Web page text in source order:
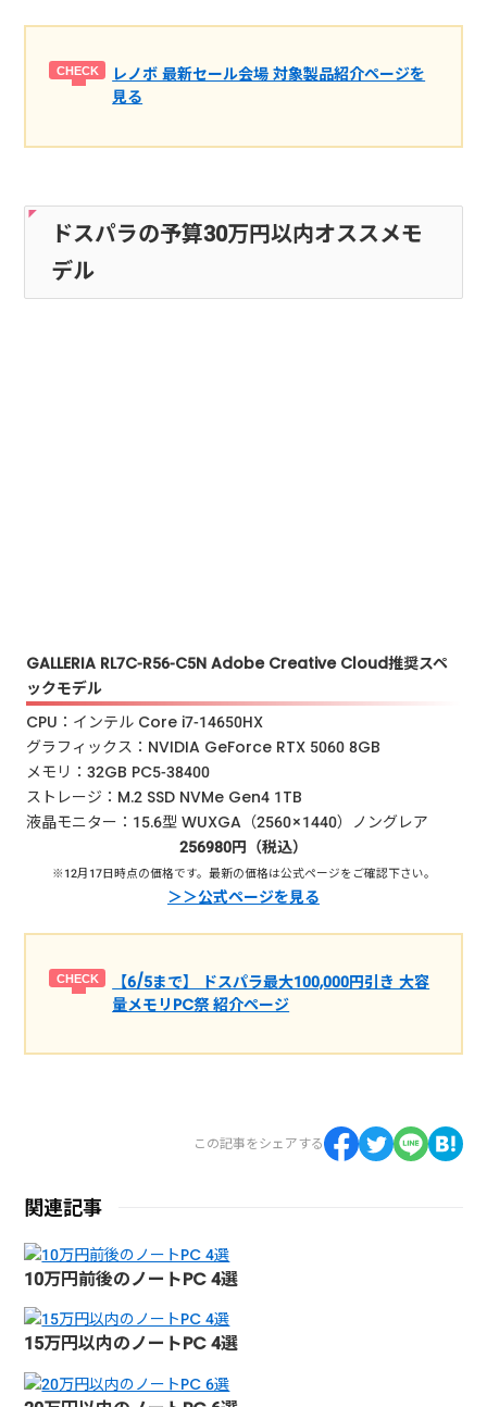
レノボ 最新セール会場 対象製品紹介ページを
見る
ドスパラの予算30万円以内オススメモ
デル
GALLERIA RL7C-R56-C5N Adobe Creative Cloud推奨スペ
ックモデル
CPU：インテル Core i7-14650HX
グラフィックス：NVIDIA GeForce RTX 5060 8GB
メモリ：32GB PC5-38400
ストレージ：M.2 SSD NVMe Gen4 1TB
液晶モニター：15.6型 WUXGA（2560×1440）ノングレア
256980円（税込）
※12月17日時点の価格です。最新の価格は公式ページをご確認下さい。
＞＞公式ページを見る
【6/5まで】 ドスパラ最大100,000円引き 大容
量メモリPC祭 紹介ページ
この記事をシェアする
関連記事
10万円前後のノートPC 4選
15万円以内のノートPC 4選